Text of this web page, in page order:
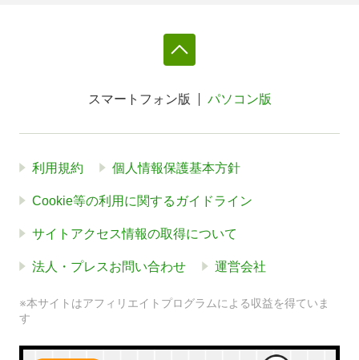
スマートフォン版 パソコン版
利用規約 個人情報保護基本方針
Cookie等の利用に関するガイドライン
サイトアクセス情報の取得について
法人・プレスお問い合わせ 運営会社
※本サイトはアフィリエイトプログラムによる収益を得ていま
す